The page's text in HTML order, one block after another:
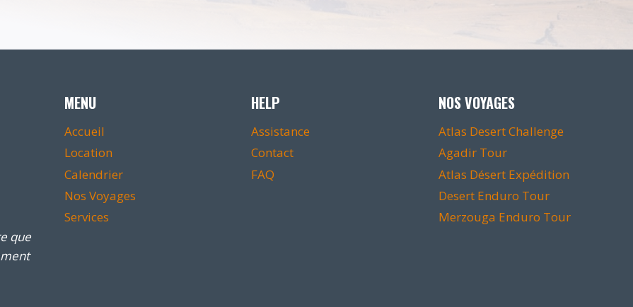
que
MENU
Accueil
Location
Calendrier
Nos Voyages
Services
HELP
Assistance
Contact
FAQ
NOS VOYAGES
Atlas Desert Challenge
Agadir Tour
Atlas Désert Expédition
Desert Enduro Tour
Merzouga Enduro Tour